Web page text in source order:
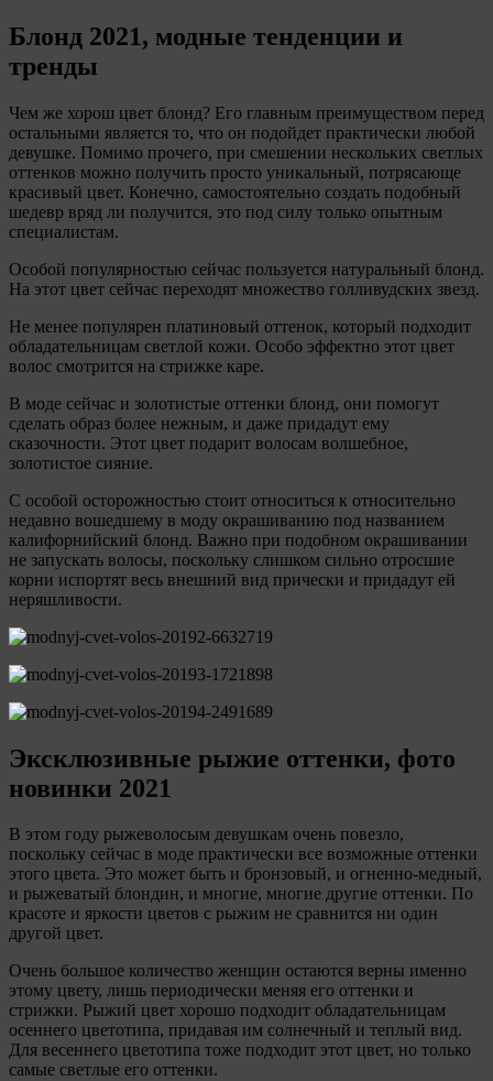
Блонд 2021, модные тенденции и
тренды
Чем же хорош цвет блонд? Его главным преимуществом перед
остальными является то, что он подойдет практически любой
девушке. Помимо прочего, при смешении нескольких светлых
оттенков можно получить просто уникальный, потрясающе
красивый цвет. Конечно, самостоятельно создать подобный
шедевр вряд ли получится, это под силу только опытным
специалистам.
Особой популярностью сейчас пользуется натуральный блонд.
На этот цвет сейчас переходят множество голливудских звезд.
Не менее популярен платиновый оттенок, который подходит
обладательницам светлой кожи. Особо эффектно этот цвет
волос смотрится на стрижке каре.
В моде сейчас и золотистые оттенки блонд, они помогут
сделать образ более нежным, и даже придадут ему
сказочности. Этот цвет подарит волосам волшебное,
золотистое сияние.
С особой осторожностью стоит относиться к относительно
недавно вошедшему в моду окрашиванию под названием
калифорнийский блонд. Важно при подобном окрашивании
не запускать волосы, поскольку слишком сильно отросшие
корни испортят весь внешний вид прически и придадут ей
неряшливости.
Эксклюзивные рыжие оттенки, фото
новинки 2021
В этом году рыжеволосым девушкам очень повезло,
поскольку сейчас в моде практически все возможные оттенки
этого цвета. Это может быть и бронзовый, и огненно-медный,
и рыжеватый блондин, и многие, многие другие оттенки. По
красоте и яркости цветов с рыжим не сравнится ни один
другой цвет.
Очень большое количество женщин остаются верны именно
этому цвету, лишь периодически меняя его оттенки и
стрижки. Рыжий цвет хорошо подходит обладательницам
осеннего цветотипа, придавая им солнечный и теплый вид.
Для весеннего цветотипа тоже подходит этот цвет, но только
самые светлые его оттенки.